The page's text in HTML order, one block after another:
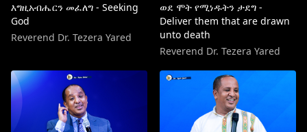
እግዚአብሔርን መፈለግ - Seeking
God
Reverend Dr. Tezera Yared
ወደ ሞት የሚነዱትን ታደግ -
Deliver them that are drawn
unto death
Reverend Dr. Tezera Yared